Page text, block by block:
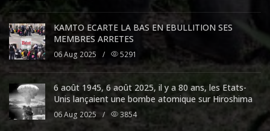
KAMTO ECARTE LA BAS EN EBULLITION SES
MEMBRES ARRETES
06 Aug 2025 / 5291
6 août 1945, 6 août 2025, il y a 80 ans, les Etats-
Unis lançaient une bombe atomique sur Hiroshima
06 Aug 2025 / 3854